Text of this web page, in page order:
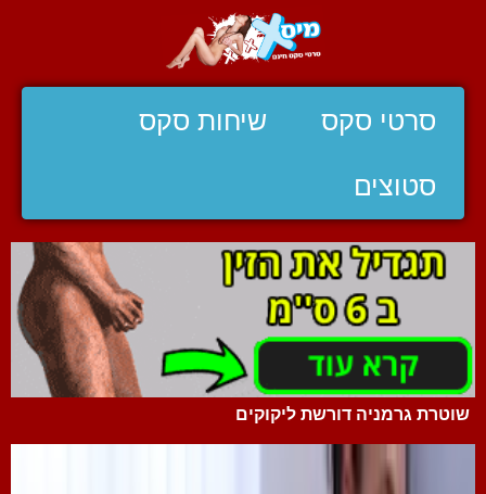
סרטי סקס שיחות סקס
סטוצים
שוטרת גרמניה דורשת ליקוקים